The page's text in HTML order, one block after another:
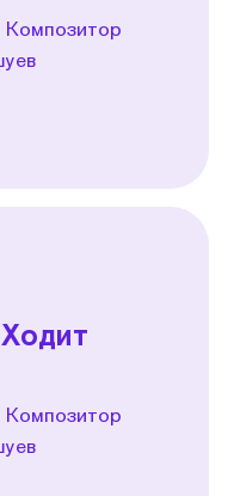
Композитор
Композитор